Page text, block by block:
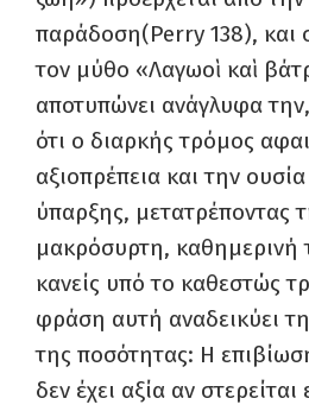
παράδοση(Perry 138), και
τον μύθο «Λαγωοὶ καὶ
αποτυπώνει ανάγλυφα
ότι ο διαρκής τρόμος
αξιοπρέπεια και την
ύπαρξης, μετατρέποντας
μακρόσυρτη, καθημερινή
κανείς υπό το καθεστώς
φράση αυτή αναδεικύει
της ποσότητας: Η
δεν έχει αξία αν στερείται